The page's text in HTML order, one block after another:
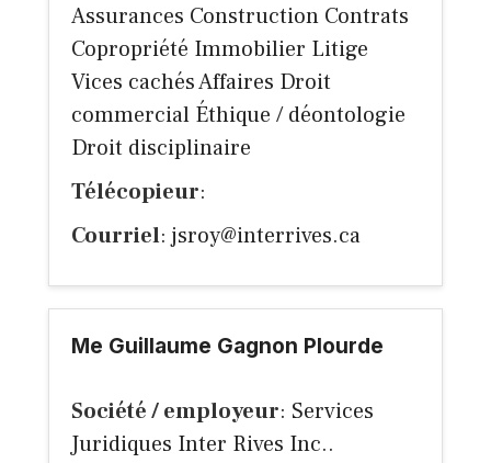
Assurances Construction Contrats
Copropriété Immobilier Litige
Vices cachés Affaires Droit
commercial Éthique / déontologie
Droit disciplinaire
Télécopieur:
Courriel:jsroy@interrives.ca
Me Guillaume Gagnon Plourde
Société / employeur: Services
Juridiques Inter Rives Inc..